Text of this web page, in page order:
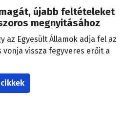
újabb feltételeket
megnyitásához
az Egyesült Államok adja fel az
vissza fegyveres erőit a